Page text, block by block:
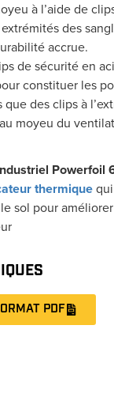
à l’aide de
des
accrue.
de sécurité en
constituer les
des clips à
moyeu du
Powerfoil
thermique
sol pour
PDF